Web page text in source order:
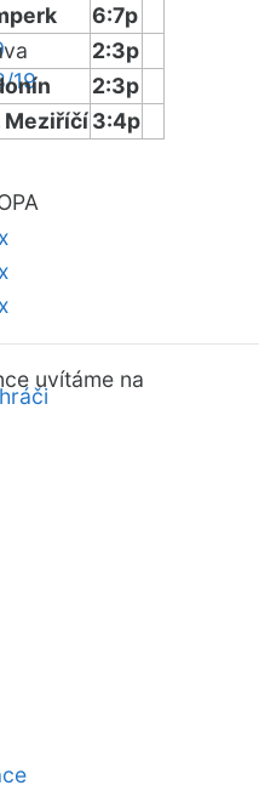
19
6:7p
2:3p
2:3p
Meziříčí3:4p
uvítáme na